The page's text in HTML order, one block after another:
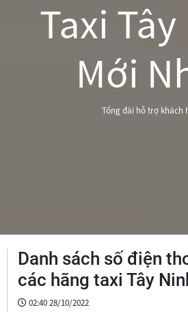
Taxi
Mới
Tổng đài hỗ trợ khách
Danh sách số điện
các hãng taxi Tây
02:40 28/10/2022